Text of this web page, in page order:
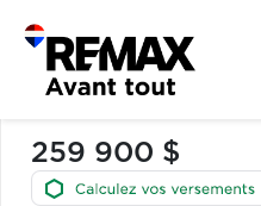
259 900 $